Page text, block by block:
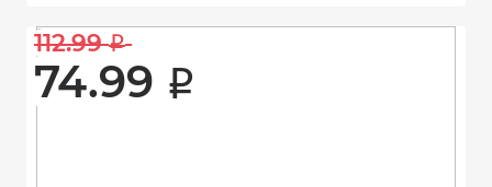
112.99 i
74.99 i